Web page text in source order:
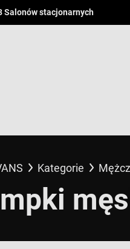
Salonów stacjonarnych
Kategorie